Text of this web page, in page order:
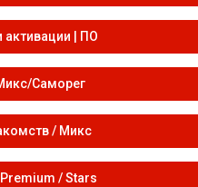
активации | ПО
Саморег
/ Микс
/ Stars